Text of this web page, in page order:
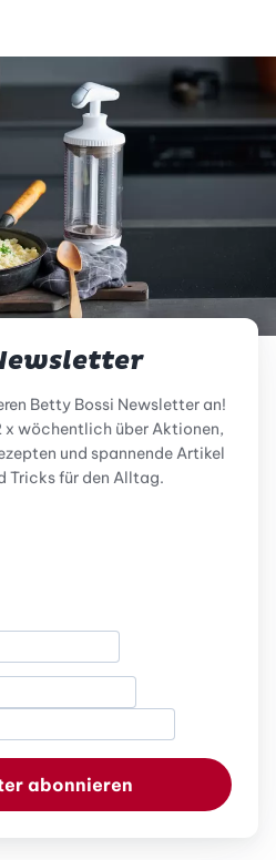
Betty Bossi Newsletter an!
x wöchentlich über Aktionen,
und spannende Artikel
Tricks für den Alltag.
abonnieren